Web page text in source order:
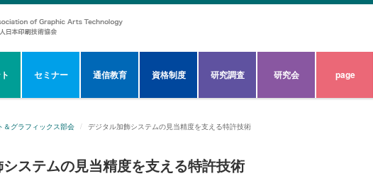
セミナー 通信教育 資格制度 研究調査 研究会 page
＆グラフィックス部会 デジタル加飾システムの見当精度を支える特許技術
ステムの見当精度を支える特許技術